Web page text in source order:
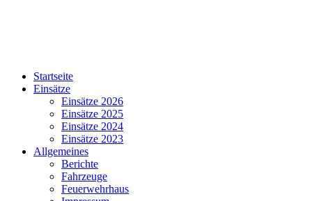
Startseite
Einsätze
Einsätze 2026
Einsätze 2025
Einsätze 2024
Einsätze 2023
Allgemeines
Berichte
Fahrzeuge
Feuerwehrhaus